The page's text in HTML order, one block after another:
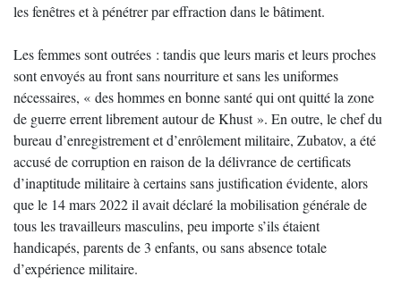
les fenêtres et à pénétrer par effraction dans le bâtiment.
Les femmes sont outrées : tandis que leurs maris et leurs proches
sont envoyés au front sans nourriture et sans les uniformes
nécessaires, « des hommes en bonne santé qui ont quitté la zone
de guerre errent librement autour de Khust ». En outre, le chef du
bureau d’enregistrement et d’enrôlement militaire, Zubatov, a été
accusé de corruption en raison de la délivrance de certificats
d’inaptitude militaire à certains sans justification évidente, alors
que le 14 mars 2022 il avait déclaré la mobilisation générale de
tous les travailleurs masculins, peu importe s’ils étaient
handicapés, parents de 3 enfants, ou sans absence totale
d’expérience militaire.